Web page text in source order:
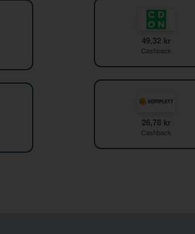
49,32 kr
Cashback
26,78 kr
Cashback